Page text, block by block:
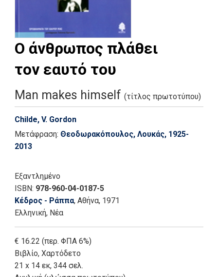
Ο άνθρωπος πλάθει
τον εαυτό του
Man makes himself (τίτλος πρωτοτύπου)
Childe, V. Gordon
Μετάφραση: Θεοδωρακόπουλος, Λουκάς, 1925-
2013
Εξαντλημένο
ISBN: 978-960-04-0187-5
Κέδρος - Ράππα, Αθήνα, 1971
Ελληνική, Νέα
€ 16.22 (περ. ΦΠΑ 6%)
Βιβλίο, Χαρτόδετο
21 x 14 εκ, 344 σελ.